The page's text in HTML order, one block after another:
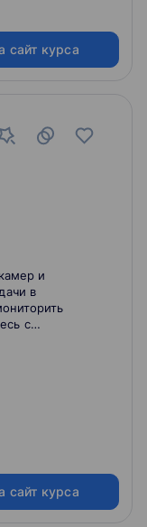
сайт курса
и
в
с
геологии.
Чтобы
на
сайт курса